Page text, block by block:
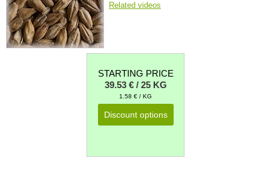
Related videos
STARTING PRICE
39.53 € / 25 KG
1.58 € / KG
Discount options